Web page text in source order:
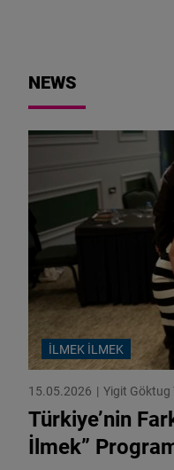
NEWS
İLMEK İLMEK
15.05.2026 Yigit Göktug
Türkiye’nin
İlmek”